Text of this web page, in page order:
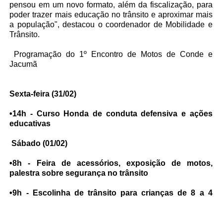
pensou em um novo formato, além da fiscalização, para
poder trazer mais educação no trânsito e aproximar mais
a população", destacou o coordenador de Mobilidade e
Trânsito.
Programação do 1º Encontro de Motos de Conde e
Jacumã
Sexta-feira (31/02)
•14h - Curso Honda de conduta defensiva e ações
educativas
Sábado (01/02)
•8h - Feira de acessórios, exposição de motos,
palestra sobre segurança no trânsito
•9h - Escolinha de trânsito para crianças de 8 a 4